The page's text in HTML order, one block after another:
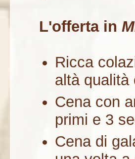
L'offerta in
Ricca
altà qualità
Cena con
primi e 3
Cena di